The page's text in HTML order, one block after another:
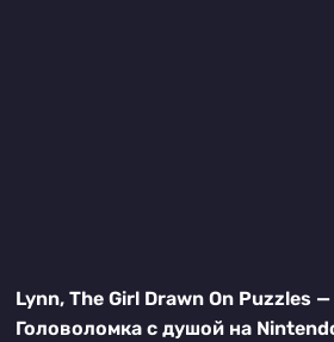
Lynn, The Girl Drawn On Puzzles
Головоломка с душой на